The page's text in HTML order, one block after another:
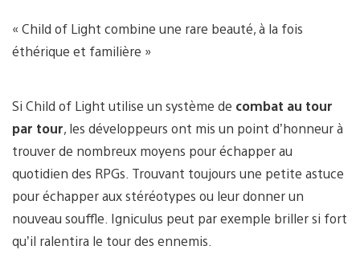
« Child of Light combine une rare beauté, à la fois
éthérique et familière »
Si Child of Light utilise un système de combat au tour
par tour, les développeurs ont mis un point d’honneur à
trouver de nombreux moyens pour échapper au
quotidien des RPGs. Trouvant toujours une petite astuce
pour échapper aux stéréotypes ou leur donner un
nouveau souffle. Igniculus peut par exemple briller si fort
qu’il ralentira le tour des ennemis.